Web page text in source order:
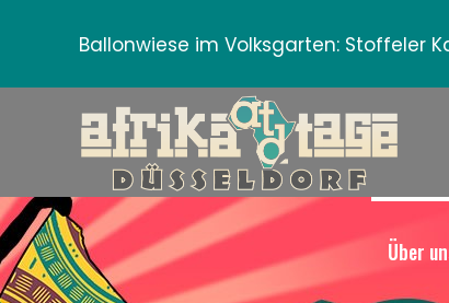
Ballonwiese im Volksgarten: Stoffeler
Über